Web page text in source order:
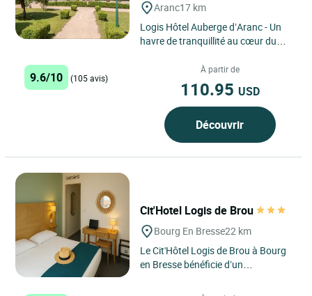
Aranc17 km
Logis Hôtel Auberge d’Aranc - Un
havre de tranquillité au cœur du
9.6/10 (105 avis)
À partir de
110.95 USD
Découvrir
Cit'Hotel Logis de Brou
Bourg En Bresse22 km
Le Cit'Hôtel Logis de Brou à Bourg
en Bresse bénéficie d’un
Bourg en Bresse, juste...